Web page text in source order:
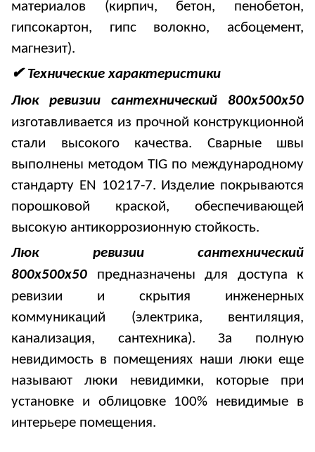
материалов (кирпич, бетон, пенобетон,
гипсокартон, гипс волокно, асбоцемент,
магнезит).
✔ Технические характеристики
Люк ревизии сантехнический 800х500х50
изготавливается из прочной конструкционной
стали высокого качества. Сварные швы
выполнены методом TIG по международному
стандарту EN 10217-7. Изделие покрываются
порошковой краской, обеспечивающей
высокую антикоррозионную стойкость.
Люк ревизии сантехнический
800х500х50 предназначены для доступа к
ревизии и скрытия инженерных
коммуникаций (электрика, вентиляция,
канализация, сантехника). За полную
невидимость в помещениях наши люки еще
называют люки невидимки, которые при
установке и облицовке 100% невидимые в
интерьере помещения.